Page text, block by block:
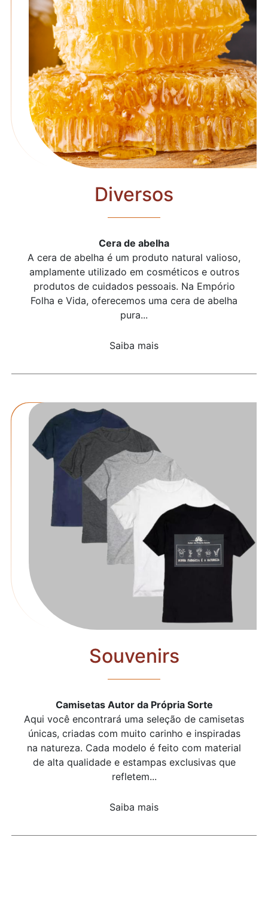
Diversos
Cera de abelha
A cera de abelha é um produto natural valioso,
amplamente utilizado em cosméticos e outros
produtos de cuidados pessoais. Na Empório
Folha e Vida, oferecemos uma cera de abelha
pura...
Saiba mais
Souvenirs
Camisetas Autor da Própria Sorte
Aqui você encontrará uma seleção de camisetas
únicas, criadas com muito carinho e inspiradas
na natureza. Cada modelo é feito com material
de alta qualidade e estampas exclusivas que
refletem...
Saiba mais